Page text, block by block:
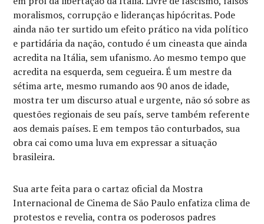
moralismos, corrupção e lideranças hipócritas. Pode
ainda não ter surtido um efeito prático na vida político
e partidária da nação, contudo é um cineasta que ainda
acredita na Itália, sem ufanismo. Ao mesmo tempo que
acredita na esquerda, sem cegueira. É um mestre da
sétima arte, mesmo rumando aos 90 anos de idade,
mostra ter um discurso atual e urgente, não só sobre as
questões regionais de seu país, serve também referente
aos demais países. E em tempos tão conturbados, sua
obra cai como uma luva em expressar a situação
brasileira.
Sua arte feita para o cartaz oficial da Mostra
Internacional de Cinema de São Paulo enfatiza clima de
protestos e revelia, contra os poderosos padres